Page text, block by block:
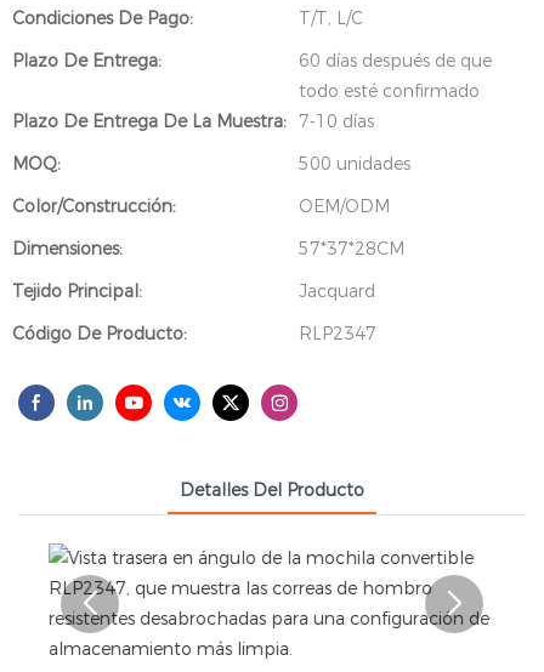
Condiciones De Pago:
T/T, L/C
Plazo De Entrega:
60 días después de que
todo esté confirmado
Plazo De Entrega De La Muestra:
7-10 días
MOQ:
500 unidades
Color/Construcción:
OEM/ODM
Dimensiones:
57*37*28CM
Tejido Principal:
Jacquard
Código De Producto:
RLP2347
Detalles Del Producto